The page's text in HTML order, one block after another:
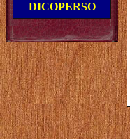
DICOPERSO